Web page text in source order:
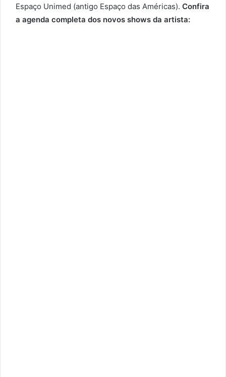
Espaço Unimed (antigo Espaço das Américas). Confira
a agenda completa dos novos shows da artista: